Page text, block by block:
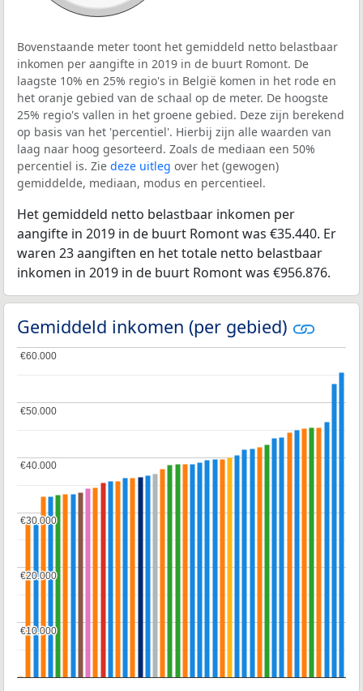
Bovenstaande meter toont het gemiddeld netto belastbaar
inkomen per aangifte in 2019 in de buurt Romont. De
laagste 10% en 25% regio's in België komen in het rode en
het oranje gebied van de schaal op de meter. De hoogste
25% regio's vallen in het groene gebied. Deze zijn berekend
op basis van het 'percentiel'. Hierbij zijn alle waarden van
laag naar hoog gesorteerd. Zoals de mediaan een 50%
percentiel is. Zie deze uitleg over het (gewogen)
gemiddelde, mediaan, modus en percentieel.
Het gemiddeld netto belastbaar inkomen per
aangifte in 2019 in de buurt Romont was €35.440. Er
waren 23 aangiften en het totale netto belastbaar
inkomen in 2019 in de buurt Romont was €956.876.
Gemiddeld inkomen (per gebied)
€10.000
€10.000
€20.000
€20.000
€30.000
€30.000
€40.000
€40.000
€50.000
€50.000
€60.000
€60.000